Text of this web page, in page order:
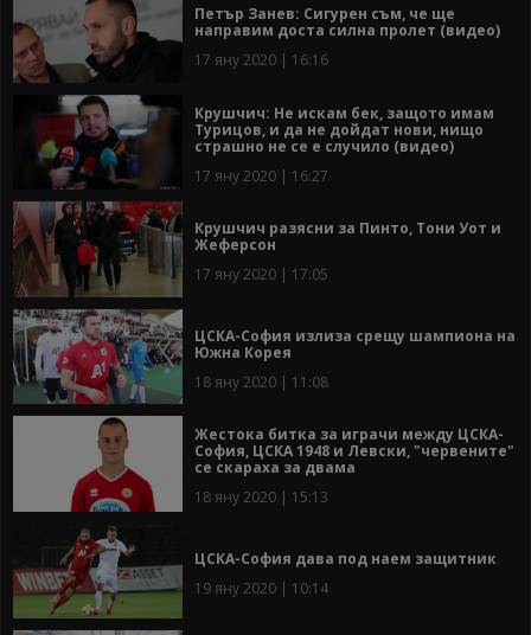
Петър Занев: Сигурен съм, че ще
направим доста силна пролет (видео)
17 яну 2020 | 16:16
Крушчич: Не искам бек, защото имам
Турицов, и да не дойдат нови, нищо
страшно не се е случило (видео)
17 яну 2020 | 16:27
Крушчич разясни за Пинто, Тони Уот и
Жеферсон
17 яну 2020 | 17:05
ЦСКА-София излиза срещу шампиона на
Южна Корея
18 яну 2020 | 11:08
Жестока битка за играчи между ЦСКА-
София, ЦСКА 1948 и Левски, "червените"
се скараха за двама
18 яну 2020 | 15:13
ЦСКА-София дава под наем защитник
19 яну 2020 | 10:14